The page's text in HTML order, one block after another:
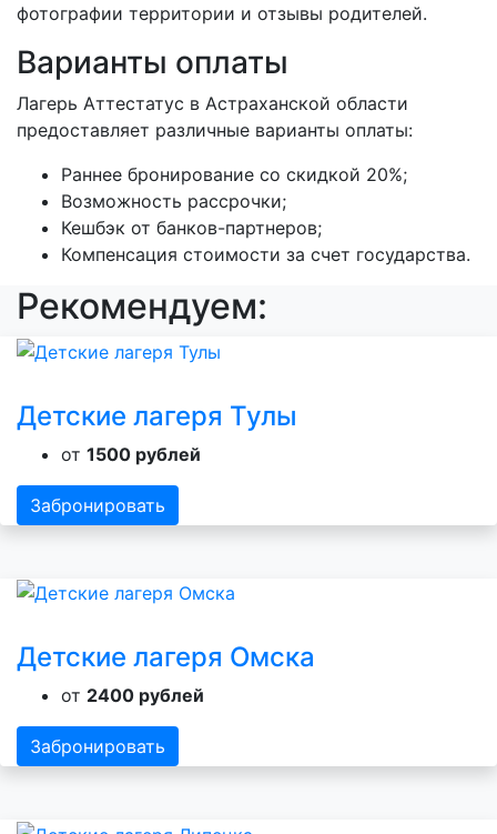
фотографии территории и отзывы родителей.
Варианты оплаты
Лагерь Аттестатус в Астраханской области
предоставляет различные варианты оплаты:
Раннее бронирование со скидкой 20%;
Возможность рассрочки;
Кешбэк от банков-партнеров;
Компенсация стоимости за счет государства.
Рекомендуем:
Детские лагеря Тулы
от 1500 рублей
Забронировать
Детские лагеря Омска
от 2400 рублей
Забронировать